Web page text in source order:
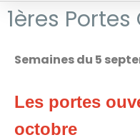
1ères
Semaines du 5
Les portes
octobre